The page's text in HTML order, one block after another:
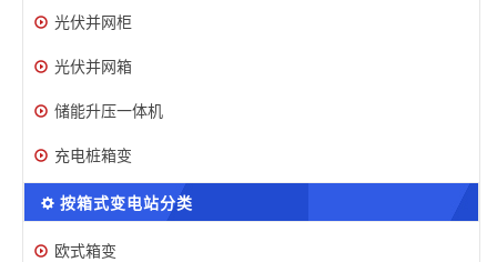
光伏并网柜
光伏并网箱
储能升压一体机
充电桩箱变
按箱式变电站分类
欧式箱变